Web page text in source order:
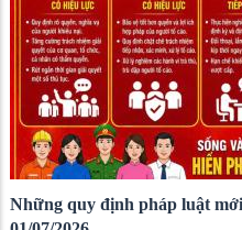
Những quy định pháp luật